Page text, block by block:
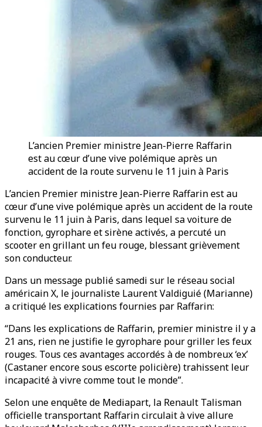
L’ancien Premier ministre Jean-Pierre Raffarin
est au cœur d’une vive polémique après un
accident de la route survenu le 11 juin à Paris
L’ancien Premier ministre Jean-Pierre Raffarin est au
cœur d’une vive polémique après un accident de la route
survenu le 11 juin à Paris, dans lequel sa voiture de
fonction, gyrophare et sirène activés, a percuté un
scooter en grillant un feu rouge, blessant grièvement
son conducteur.
Dans un message publié samedi sur le réseau social
américain X, le journaliste Laurent Valdiguié (Marianne)
a critiqué les explications fournies par Raffarin:
“Dans les explications de Raffarin, premier ministre il y a
21 ans, rien ne justifie le gyrophare pour griller les feux
rouges. Tous ces avantages accordés à de nombreux ‘ex’
(Castaner encore sous escorte policière) trahissent leur
incapacité à vivre comme tout le monde”.
Selon une enquête de Mediapart, la Renault Talisman
officielle transportant Raffarin circulait à vive allure